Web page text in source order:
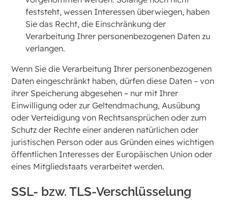
feststeht, wessen Interessen überwiegen, haben
Sie das Recht, die Einschränkung der
Verarbeitung Ihrer personenbezogenen Daten zu
verlangen.
Wenn Sie die Verarbeitung Ihrer personenbezogenen
Daten eingeschränkt haben, dürfen diese Daten – von
ihrer Speicherung abgesehen – nur mit Ihrer
Einwilligung oder zur Geltendmachung, Ausübung
oder Verteidigung von Rechtsansprüchen oder zum
Schutz der Rechte einer anderen natürlichen oder
juristischen Person oder aus Gründen eines wichtigen
öffentlichen Interesses der Europäischen Union oder
eines Mitgliedstaats verarbeitet werden.
SSL- bzw. TLS-Verschlüsselung